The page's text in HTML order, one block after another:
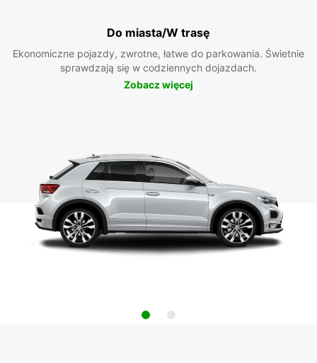
Do miasta/W trasę
Ekonomiczne pojazdy, zwrotne, łatwe do parkowania. Świetnie
sprawdzają się w codziennych dojazdach.
Zobacz więcej